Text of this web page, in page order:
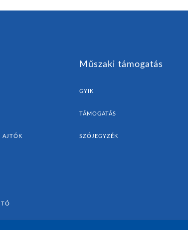
AJTÓK
Műszaki támogatás
GYIK
TÁMOGATÁS
SZÓJEGYZÉK